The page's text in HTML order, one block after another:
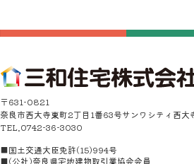
〒631-0821
奈良市西大寺東町2丁目1番63号サンワシティ西大
TEL.0742-36-3030
■国土交通大臣免許(15)994号
■(公社)奈良県宅地建物取引業協会会員